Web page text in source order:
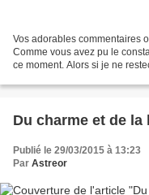
Vos adorables commentaires
Comme vous avez pu le
ce moment. Alors si je ne
Du charme et de
Publié le 29/03/2015 à 13:23
Par Astreor